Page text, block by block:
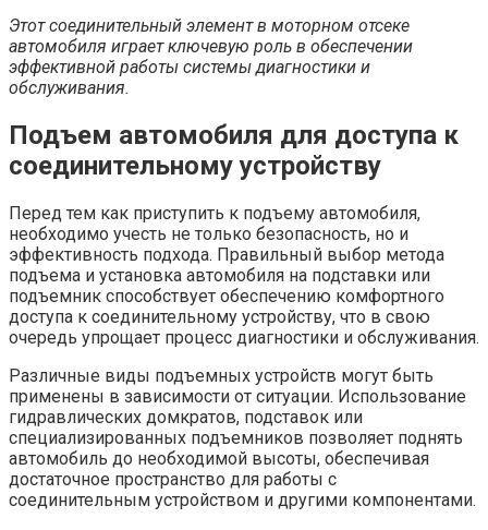
Этот соединительный элемент в моторном отсеке
автомобиля играет ключевую роль в обеспечении
эффективной работы системы диагностики и
обслуживания.
Подъем автомобиля для доступа к
соединительному устройству
Перед тем как приступить к подъему автомобиля,
необходимо учесть не только безопасность, но и
эффективность подхода. Правильный выбор метода
подъема и установка автомобиля на подставки или
подъемник способствует обеспечению комфортного
доступа к соединительному устройству, что в свою
очередь упрощает процесс диагностики и обслуживания.
Различные виды подъемных устройств могут быть
применены в зависимости от ситуации. Использование
гидравлических домкратов, подставок или
специализированных подъемников позволяет поднять
автомобиль до необходимой высоты, обеспечивая
достаточное пространство для работы с
соединительным устройством и другими компонентами.